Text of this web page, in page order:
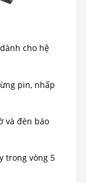
cho hệ
pin, nhấp
và đèn báo
trong vòng 5